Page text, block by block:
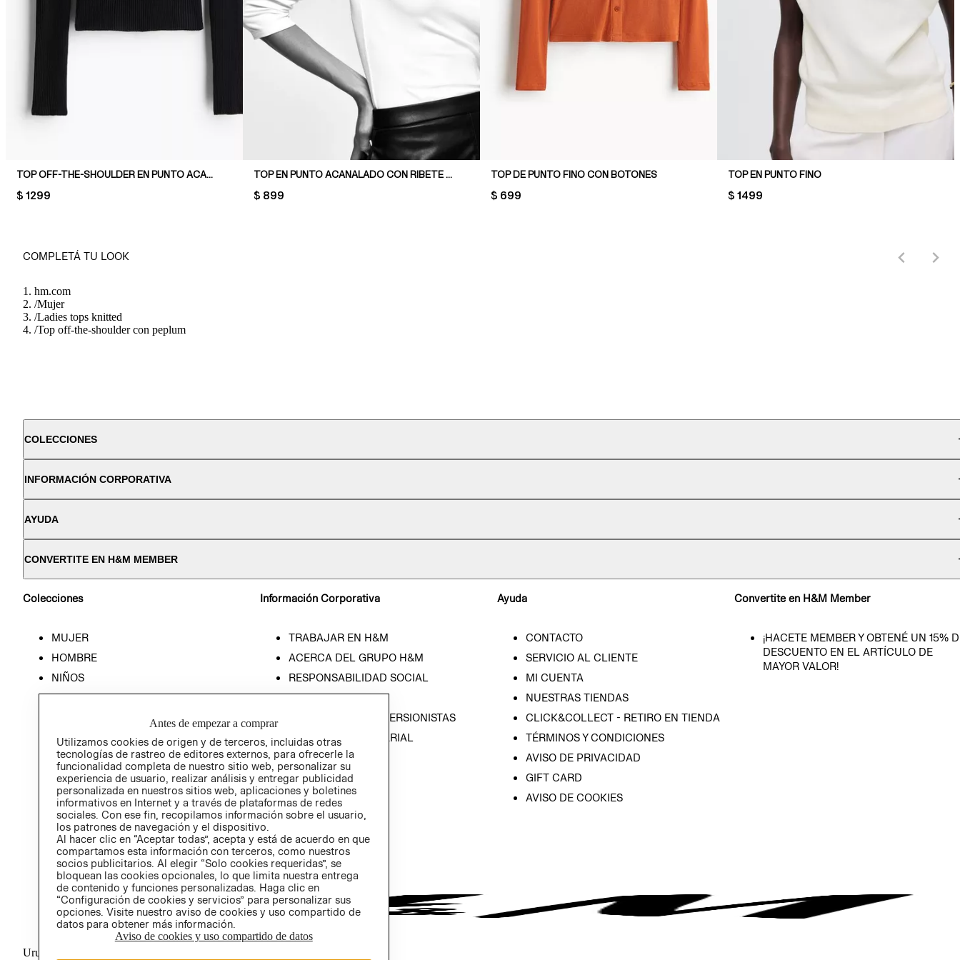
TOP OFF-THE-SHOULDER EN PUNTO ACANALADO
PRICE:
$ 1299
TOP EN PUNTO ACANALADO CON RIBETE DE ENCAJE
PRICE:
$ 899
TOP DE PUNTO FINO CON BOTONES
PRICE:
$ 699
TOP EN PUNTO FINO
PRICE:
$ 1499
COMPLETÁ TU LOOK
hm.com
/Mujer
/Ladies tops knitted
/Top off-the-shoulder con peplum
COLECCIONES
INFORMACIÓN CORPORATIVA
AYUDA
CONVERTITE EN H&M MEMBER
Colecciones
MUJER
HOMBRE
NIÑOS
HOME
Información Corporativa
TRABAJAR EN H&M
ACERCA DEL GRUPO H&M
RESPONSABILIDAD SOCIAL
PRENSA
RELACIÓN CON INVERSIONISTAS
POLÍTICA EMPRESARIAL
Ayuda
CONTACTO
SERVICIO AL CLIENTE
MI CUENTA
NUESTRAS TIENDAS
CLICK&COLLECT - RETIRO EN TIENDA
TÉRMINOS Y CONDICIONES
AVISO DE PRIVACIDAD
GIFT CARD
AVISO DE COOKIES
Convertite en H&M Member
¡HACETE MEMBER Y OBTENÉ UN 15%
DESCUENTO EN EL ARTÍCULO DE
MAYOR VALOR!
Uruguay ($U)
Antes de empezar a comprar
Utilizamos cookies de origen y de terceros, incluidas otras
tecnologías de rastreo de editores externos, para ofrecerle la
funcionalidad completa de nuestro sitio web, personalizar su
experiencia de usuario, realizar análisis y entregar publicidad
personalizada en nuestros sitios web, aplicaciones y boletines
informativos en Internet y a través de plataformas de redes
sociales. Con ese fin, recopilamos información sobre el usuario,
los patrones de navegación y el dispositivo.
Al hacer clic en “Aceptar todas”, acepta y está de acuerdo en que
compartamos esta información con terceros, como nuestros
socios publicitarios. Al elegir “Solo cookies requeridas”, se
bloquean las cookies opcionales, lo que limita nuestra entrega
de contenido y funciones personalizadas. Haga clic en
“Configuración de cookies y servicios” para personalizar sus
opciones. Visite nuestro aviso de cookies y uso compartido de
datos para obtener más información.
Aviso de cookies y uso compartido de datos